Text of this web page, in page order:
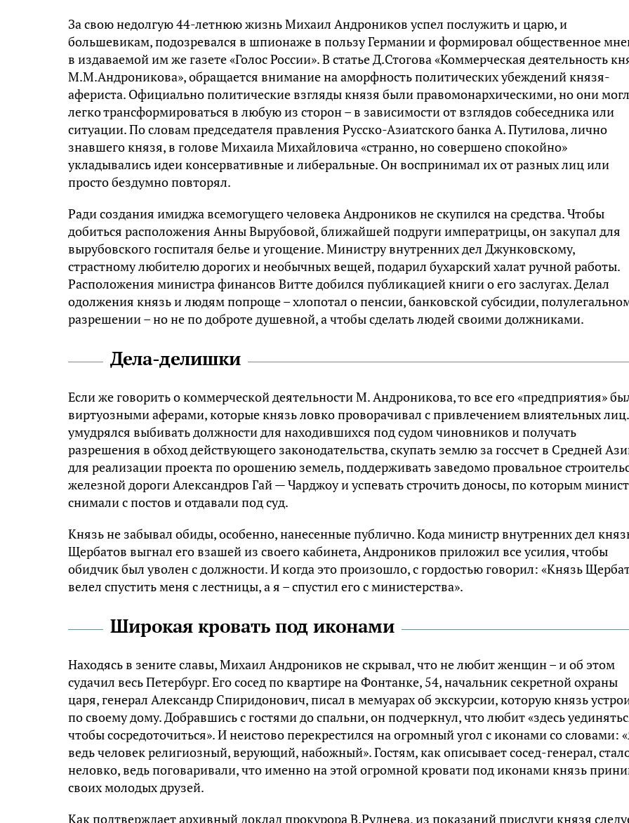
За свою недолгую 44-летнюю жизнь Михаил Андроников успел послужить и царю, и
большевикам, подозревался в шпионаже в пользу Германии и формировал общественное
в издаваемой им же газете «Голос России». В статье Д.Стогова «Коммерческая деятельность
М.М.Андроникова», обращается внимание на аморфность политических убеждений князя-
афериста. Официально политические взгляды князя были правомонархическими, но они
легко трансформироваться в любую из сторон – в зависимости от взглядов собеседника или
ситуации. По словам председателя правления Русско-Азиатского банка А. Путилова, лично
знавшего князя, в голове Михаила Михайловича «странно, но совершено спокойно»
укладывались идеи консервативные и либеральные. Он воспринимал их от разных лиц или
просто бездумно повторял.
Ради создания имиджа всемогущего человека Андроников не скупился на средства. Чтобы
добиться расположения Анны Вырубовой, ближайшей подруги императрицы, он закупал для
вырубовского госпиталя белье и угощение. Министру внутренних дел Джунковскому,
страстному любителю дорогих и необычных вещей, подарил бухарский халат ручной работы.
Расположения министра финансов Витте добился публикацией книги о его заслугах. Делал
одолжения князь и людям попроще – хлопотал о пенсии, банковской субсидии,
разрешении – но не по доброте душевной, а чтобы сделать людей своими должниками.
Дела-делишки
Если же говорить о коммерческой деятельности М. Андроникова, то все его «предприятия»
виртуозными аферами, которые князь ловко проворачивал с привлечением влиятельных
умудрялся выбивать должности для находившихся под судом чиновников и получать
разрешения в обход действующего законодательства, скупать землю за госсчет в Средней
для реализации проекта по орошению земель, поддерживать заведомо провальное
железной дороги Александров Гай — Чарджоу и успевать строчить доносы, по которым
снимали с постов и отдавали под суд.
Князь не забывал обиды, особенно, нанесенные публично. Кода министр внутренних дел
Щербатов выгнал его взашей из своего кабинета, Андроников приложил все усилия, чтобы
обидчик был уволен с должности. И когда это произошло, с гордостью говорил: «Князь
велел спустить меня с лестницы, а я – спустил его с министерства».
Широкая кровать под иконами
Находясь в зените славы, Михаил Андроников не скрывал, что не любит женщин – и об этом
судачил весь Петербург. Его сосед по квартире на Фонтанке, 54, начальник секретной охраны
царя, генерал Александр Спиридонович, писал в мемуарах об экскурсии, которую князь
по своему дому. Добравшись с гостями до спальни, он подчеркнул, что любит «здесь
чтобы сосредоточиться». И неистово перекрестился на огромный угол с иконами со словами:
ведь человек религиозный, верующий, набожный». Гостям, как описывает сосед-генерал,
неловко, ведь поговаривали, что именно на этой огромной кровати под иконами князь
своих молодых друзей.
Как подтверждает архивный доклад прокурора В.Руднева, из показаний прислуги князя